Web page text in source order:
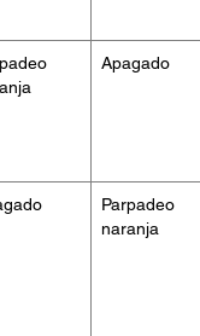
Apagado
Parpadeo
naranja